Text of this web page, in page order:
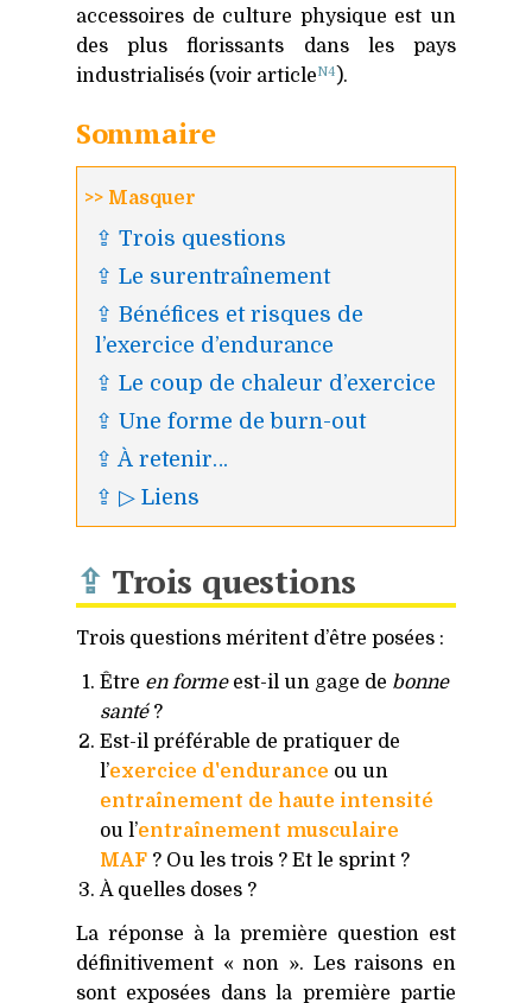
accessoires de culture physique est un
des plus florissants dans les pays
industrialisés (voir articleN4 ).
Sommaire
>> Masquer
⇪ Trois questions
⇪ Le surentraînement
⇪ Bénéfices et risques de
l’exercice d’endurance
⇪ Le coup de chaleur d’exercice
⇪ Une forme de burn-out
⇪ À retenir…
⇪ ▷ Liens
⇪ Trois questions
Trois questions méritent d’être posées :
Être en formeest-il un gage de bonne
santé?
Est-il préférable de pratiquer de
l’exercice d'endurance ou un
entraînement de haute intensité
ou l’entraînement musculaire
MAF ? Ou les trois ? Et le sprint ?
À quelles doses ?
La réponse à la première question est
définitivement « non ». Les raisons en
sont exposées dans la première partie